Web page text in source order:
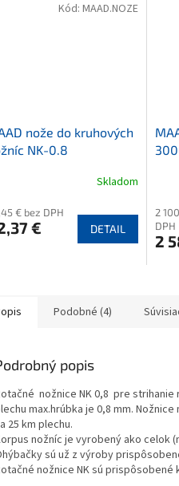
nože do kruhových
NK-0.8
Skladom
€ bez DPH
€ DETAIL
Kód: MAAD.NOZE
2
DPH
2
Podobné (4)
popis
nožnice NK 0,8 pre
max.hrúbka je 0,8 mm.
25 km plechu.
nožníc je vyrobený ako celok
sú už z výroby
nožnice NK sú prispôsobené